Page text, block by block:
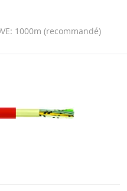
VE: 1000m (recommandé)